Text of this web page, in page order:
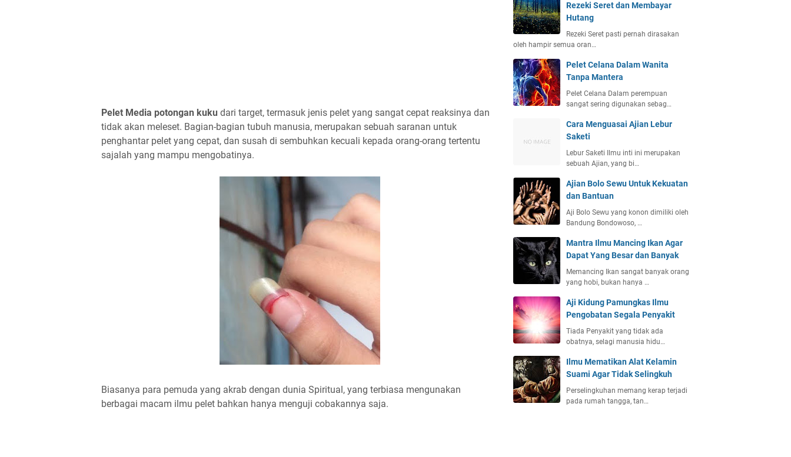
Pelet Media potongan kuku dari target, termasuk jenis pelet yang sangat cepat reaksinya dan
tidak akan meleset. Bagian-bagian tubuh manusia, merupakan sebuah saranan untuk
penghantar pelet yang cepat, dan susah di sembuhkan kecuali kepada orang-orang tertentu
sajalah yang mampu mengobatinya.
Biasanya para pemuda yang akrab dengan dunia Spiritual, yang terbiasa mengunakan
berbagai macam ilmu pelet bahkan hanya menguji cobakannya saja.
Rezeki Seret dan Membayar
Hutang
Rezeki Seret pasti pernah dirasakan
oleh hampir semua oran…
Pelet Celana Dalam Wanita
Tanpa Mantera
Pelet Celana Dalam perempuan
sangat sering digunakan sebag…
Cara Menguasai Ajian Lebur
Saketi
Lebur Saketi Ilmu inti ini merupakan
sebuah Ajian, yang bi…
Ajian Bolo Sewu Untuk Kekuatan
dan Bantuan
Aji Bolo Sewu yang konon dimiliki oleh
Bandung Bondowoso, …
Mantra Ilmu Mancing Ikan Agar
Dapat Yang Besar dan Banyak
Memancing Ikan sangat banyak orang
yang hobi, bukan hanya …
Aji Kidung Pamungkas Ilmu
Pengobatan Segala Penyakit
Tiada Penyakit yang tidak ada
obatnya, selagi manusia hidu…
Ilmu Mematikan Alat Kelamin
Suami Agar Tidak Selingkuh
Perselingkuhan memang kerap terjadi
pada rumah tangga, tan…